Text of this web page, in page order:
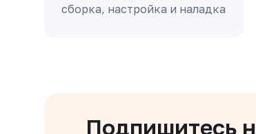
сборка, настройка и наладка
Подпишитесь